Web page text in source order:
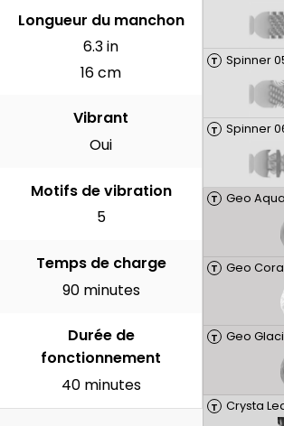
T Spinner
T Spinner
T Geo Aqua
T Geo
T Geo
T Crysta
Longueur du manchon
6.3 in
16 cm
Vibrant
Oui
Motifs de vibration
5
Temps de charge
90 minutes
Durée de
fonctionnement
40 minutes